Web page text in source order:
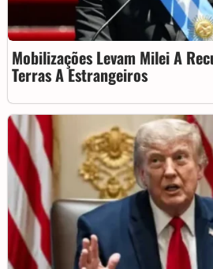
Mobilizações Levam Milei A
Terras A Estrangeiros